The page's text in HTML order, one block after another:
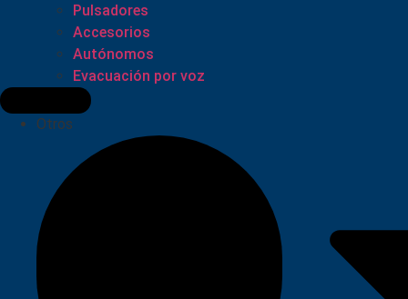
Pulsadores
Accesorios
Autónomos
Evacuación por voz
Otros